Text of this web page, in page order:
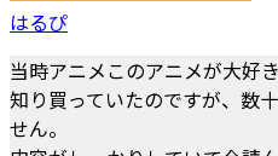
はるぴ
当時アニメこのアニメが大好
知り買っていたのですが、数
せん。